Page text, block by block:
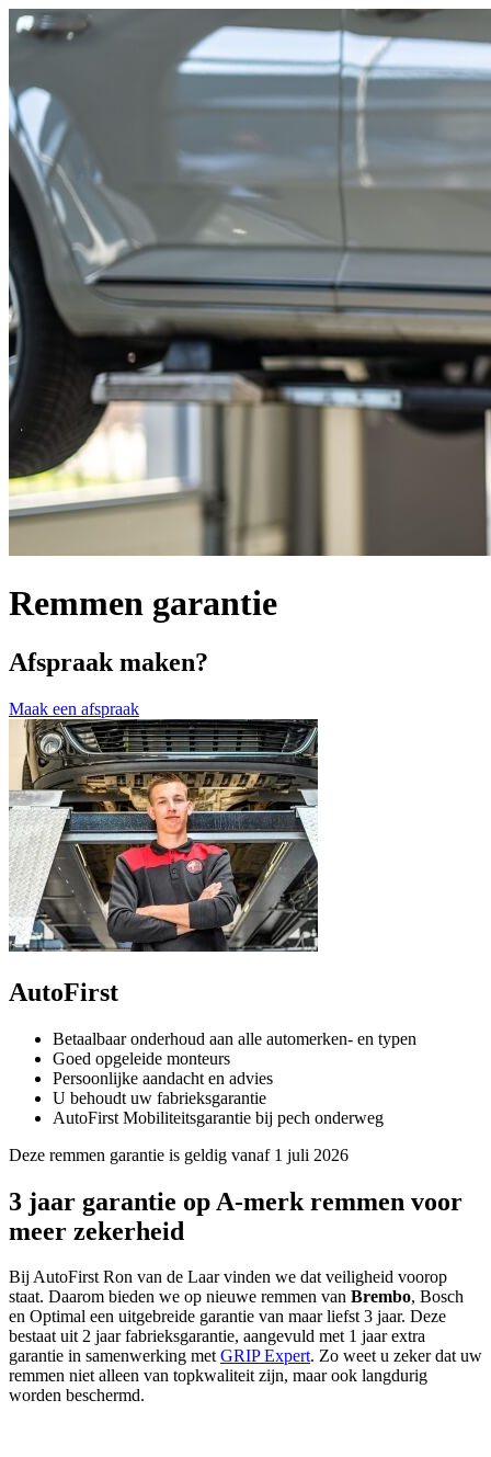
Remmen garantie
Afspraak maken?
Maak een afspraak
AutoFirst
Betaalbaar onderhoud aan alle automerken- en typen
Goed opgeleide monteurs
Persoonlijke aandacht en advies
U behoudt uw fabrieksgarantie
AutoFirst Mobiliteitsgarantie bij pech onderweg
Deze remmen garantie is geldig vanaf 1 juli 2026
3 jaar garantie op A-merk remmen voor
meer zekerheid
Bij AutoFirst Ron van de Laar vinden we dat veiligheid voorop
staat. Daarom bieden we op nieuwe remmen van Brembo, Bosch
en Optimal een uitgebreide garantie van maar liefst 3 jaar. Deze
bestaat uit 2 jaar fabrieksgarantie, aangevuld met 1 jaar extra
garantie in samenwerking metGRIP Expert. Zo weet u zeker dat uw
remmen niet alleen van topkwaliteit zijn, maar ook langdurig
worden beschermd.